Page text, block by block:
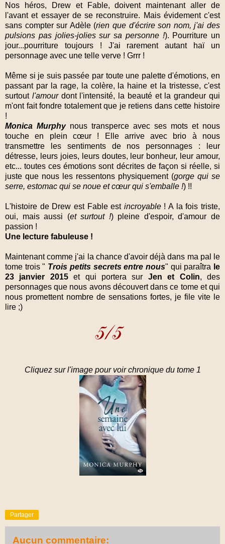
Nos héros, Drew et Fable, doivent maintenant aller de
l'avant et essayer de se reconstruire. Mais évidement c'est
sans compter sur Adèle (rien que d'écrire son nom, j'ai des
pulsions pas jolies-jolies sur sa personne !). Pourriture un
jour...pourriture toujours ! J'ai rarement autant haï un
personnage avec une telle verve ! Grrr !
Même si je suis passée par toute une palette d'émotions, en
passant par la rage, la colère, la haine et la tristesse, c'est
surtout l'amourdont l'intensité, la beauté et la grandeur qui
m'ont fait fondre totalement que je retiens dans cette histoire
!
Monica Murphynous transperce avec ses mots et nous
touche en plein cœur ! Elle arrive avec brio à nous
transmettre les sentiments de nos personnages : leur
détresse, leurs joies, leurs doutes, leur bonheur, leur amour,
etc... toutes ces émotions sont décrites de façon si réelle, si
juste que nous les ressentons physiquement (gorge qui se
serre, estomac qui se noue et cœur qui s'emballe !) !!
L'histoire de Drew est Fable est incroyable! A la fois triste,
oui, mais aussi (et surtout !) pleine d'espoir, d'amour de
passion !
Une lecture fabuleuse !
Maintenant comme j'ai la chance d'avoir déjà dans ma pal le
tome trois " Trois petits secrets entre nous" qui paraîtra le
23 janvier 2015et qui portera sur Jen et Colin, des
personnages que nous avons découvert dans ce tome et qui
nous promettent nombre de sensations fortes, je file vite le
lire ;)
Cliquez sur l'image pour voir chronique du tome 1
Partager
Aucun commentaire: